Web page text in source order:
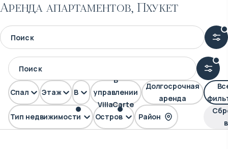
Аренда апартаментов, Пхукет
Тип недвижимости Остров Район
Спален Этажей Вид
В
управлении
VillaCarte
Долгосрочная
аренда
Апартаменты Пхукет